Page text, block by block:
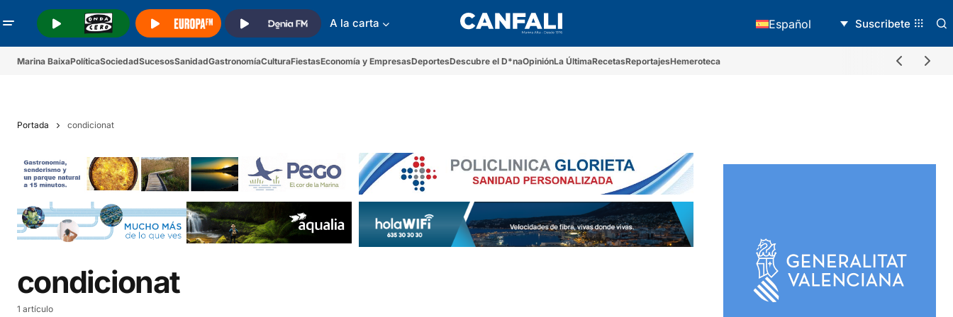
A la carta Español Suscribete
Marina BaixaPolíticaSociedadSucesosSanidadGastronomíaCulturaFiestasEconomía y EmpresasDeportesDescubre el D*naOpiniónLa ÚltimaRecetasReportajesHemeroteca
Portada condicionat
condicionat
1 artículo